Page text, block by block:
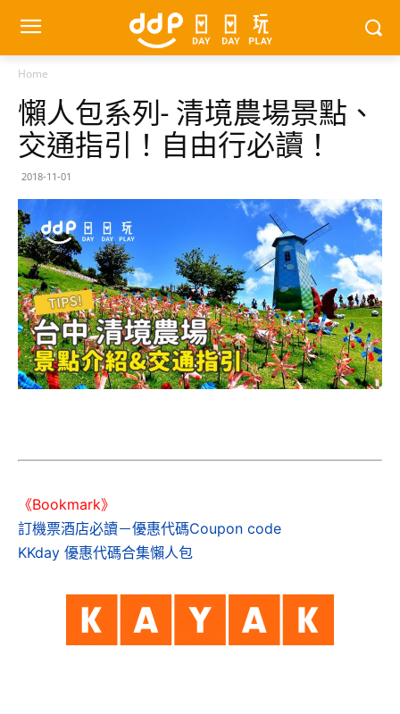
Home
懶人包系列- 清境農場景點、
交通指引！自由行必讀！
2018-11-01
《Bookmark》
訂機票酒店必讀－優惠代碼Coupon code
KKday 優惠代碼合集懶人包